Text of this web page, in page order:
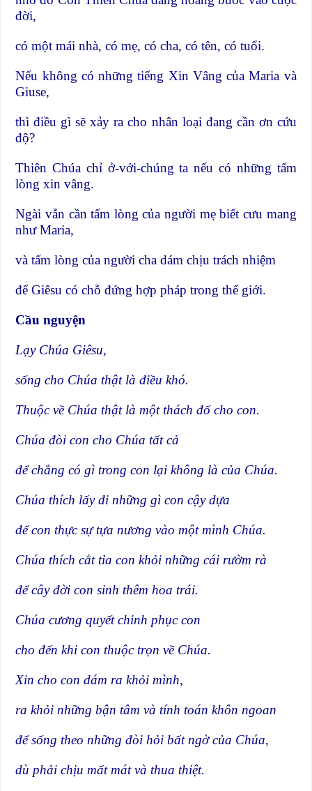
đời,
có một mái nhà, có mẹ, có cha, có tên, có tuổi.
Nếu không có những tiếng Xin Vâng của Maria và
Giuse,
thì điều gì sẽ xảy ra cho nhân loại đang cần ơn cứu
độ?
Thiên Chúa chỉ ở-với-chúng ta nếu có những tấm
lòng xin vâng.
Ngài vẫn cần tấm lòng của người mẹ biết cưu mang
như Maria,
và tấm lòng của người cha dám chịu trách nhiệm
để Giêsu có chỗ đứng hợp pháp trong thế giới.
Cầu nguyện
Lạy Chúa Giêsu,
sống cho Chúa thật là điều khó.
Thuộc về Chúa thật là một thách đố cho con.
Chúa đòi con cho Chúa tất cả
để chẳng có gì trong con lại không là của Chúa.
Chúa thích lấy đi những gì con cậy dựa
để con thực sự tựa nương vào một mình Chúa.
Chúa thích cắt tỉa con khỏi những cái rườm rà
để cây đời con sinh thêm hoa trái.
Chúa cương quyết chinh phục con
cho đến khi con thuộc trọn về Chúa.
Xin cho con dám ra khỏi mình,
ra khỏi những bận tâm và tính toán khôn ngoan
để sống theo những đòi hỏi bất ngờ của Chúa,
dù phải chịu mất mát và thua thiệt.